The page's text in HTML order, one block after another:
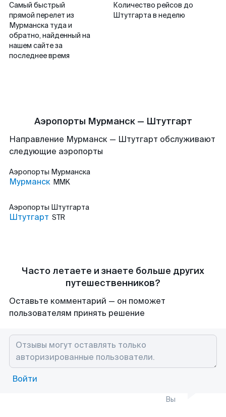
Самый быстрый
прямой перелет из
Мурманска туда и
обратно, найденный на
нашем сайте за
последнее время
Количество рейсов до
Штутгарта в неделю
Аэропорты Мурманск — Штутгарт
Направление Мурманск — Штутгарт обслуживают
следующие аэропорты
Аэропорты Мурманска
Мурманск MMK
Аэропорты Штутгарта
Штутгарт STR
Часто летаете и знаете больше других
путешественников?
Оставьте комментарий — он поможет
пользователям принять решение
Войти
Вы